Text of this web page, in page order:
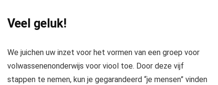
Veel geluk!
We juichen uw inzet voor het vormen van een groep voor
volwassenenonderwijs voor viool toe. Door deze vijf
stappen te nemen, kun je gegarandeerd “je mensen” vinden